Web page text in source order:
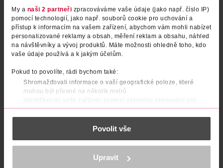
My a naši 2 partneři zpracováváme vaše údaje (jako např. číslo IP)
pomocí technologií, jako např. souborů cookie pro uchování a
přístup k informacím na vašem zařízení, abychom vám mohli nabízet
personalizované reklamy a obsah, měření reklam a obsahu, náhled
na návštěvníky a vývoj produktů. Máte možnosti ohledně toho, kdo
vaše údaje používá a k jakým účelům.
Pokud to povolíte, rádi bychom také:
Shromažďovali informace o vaší geografické poloze, které
mohou být přesné na několik metrů
Identifikovali vaše zařízení pomocí aktivního skenování pro
konkrétní charakteristiky (otisk prstu)
Zjistěte více o tom, jak zpracováváme vaše osobní údaje, a nastavte
části s podrobnostmi . Svůj souhlas můžete kdykoliv
K provozu stránek, personalizaci obsahu a reklam, funkcí sociálních
médií, analýze návštěvnosti, které mohou nést osobní údaje.
Povolit vše
Upravit
Hydratační pleťový gel Hydro
Neutrogena 50 ml
319 Kč
Holika Holika